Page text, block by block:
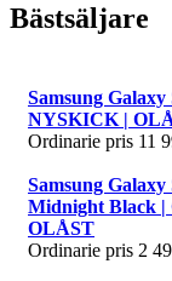
Bästsäljare
Samsung
NYSKICK |
Ordinarie pris 11
Samsung
Midnight Black
OLÅST
Ordinarie pris 2